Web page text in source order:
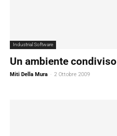
Industrial Software
Un ambiente condiviso
Miti Della Mura - 2 Ottobre 2009